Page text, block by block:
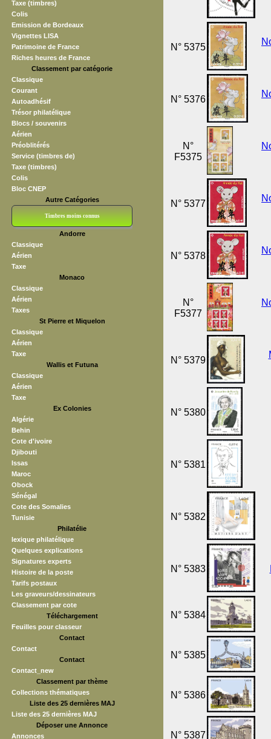
Taxe (timbres)
Colis
Emission de Bordeaux
Vignettes LISA
Patrimoine de France
Riches heures de France
Classement par catégorie
Classique
Courant
Autoadhésif
Trésor philatélique
Blocs / souvenirs
Aérien
Préoblitérés
Service (timbres de)
Taxe (timbres)
Colis
Bloc CNEP
Autre Catégories
Timbres moins connus
Andorre
Classique
Aérien
Taxe
Monaco
Classique
Aérien
Taxes
St Pierre et Miquelon
Classique
Aérien
Taxe
Wallis et Futuna
Classique
Aérien
Taxe
Ex Colonies
Algérie
Behin
Cote d'ivoire
Djibouti
Issas
Maroc
Obock
Sénégal
Cote des Somalies
Tunisie
Philatélie
lexique philatélique
Quelques explications
Signatures experts
Histoire de la poste
Tarifs postaux
Les graveurs/dessinateurs
Classement par cote
Téléchargement
Feuilles pour classeur
Contact
Contact
Contact
Contact_new
Classement par thème
Collections thématiques
Liste des 25 dernières MAJ
Liste des 25 dernières MAJ
Déposer une Annonce
Annonces
N° 5375
N° 5376
N°
F5375
N° 5377
N° 5378
N°
F5377
N° 5379
N° 5380
N° 5381
N° 5382
N° 5383
N° 5384
N° 5385
N° 5386
N° 5387